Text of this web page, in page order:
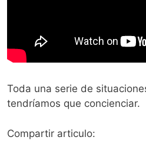
Toda una serie de
tendríamos que concienciar.
Compartir articulo: